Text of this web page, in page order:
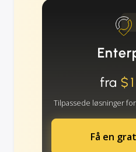
fra
Tilpassede løsninger
Få en